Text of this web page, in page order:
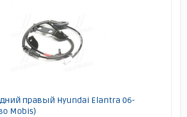
правый Hyundai Elantra 06-
Mobis)